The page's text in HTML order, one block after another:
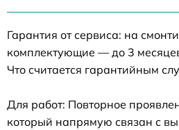
Гарантия от сервиса: на
комплектующие — до 3
Что считается гарантийным
Для работ: Повторное
который напрямую связан с